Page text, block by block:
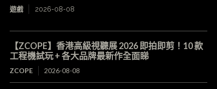
遊戲 2026-08-08
【ZCOPE】香港高級視聽展 2026 即拍即剪！10 款
工程機試玩 + 各大品牌最新作全面睇
ZCOPE 2026-08-08